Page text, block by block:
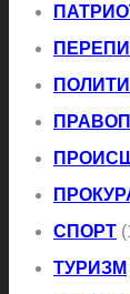
СПОРТ
ТУРИЗМ